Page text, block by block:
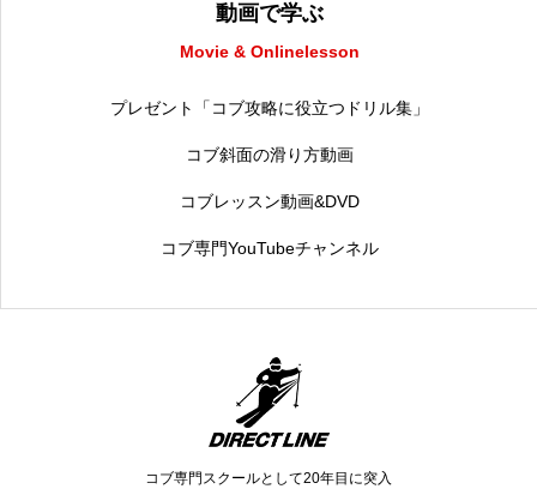
動画で学ぶ
Movie & Onlinelesson
プレゼント「コブ攻略に役立つドリル集」
コブ斜面の滑り方動画
コブレッスン動画&DVD
コブ専門YouTubeチャンネル
コブ専門スクールとして20年目に突入